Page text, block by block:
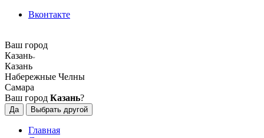
Вконтакте
Ваш город
Казань
Казань
Набережные Челны
Самара
Ваш город Казань?
Да Выбрать другой
Главная